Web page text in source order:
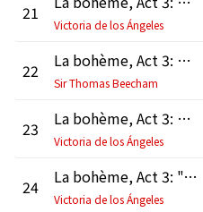
21
Victoria de los Ángeles
22 La bohème, Act 3: "Mimì è una civetta" (Rodolfo, Marcello)
Sir Thomas Beecham
23 La bohème, Act 3: "Mimì è tanto malata!" (Rodolfo, Marcello, Mimì)
Victoria de los Ángeles
24 La bohème, Act 3: "Addio" - "Donde lieta uscì al tuo grido d'amore" (Mimì, Rodolfo)
Victoria de los Ángeles